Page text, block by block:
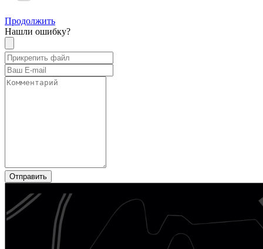
Продолжить
Нашли ошибку?